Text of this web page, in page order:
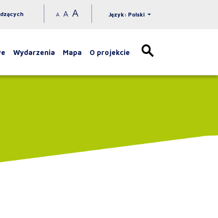
A A A Język: Polski
Wydarzenia Mapa O projekcie